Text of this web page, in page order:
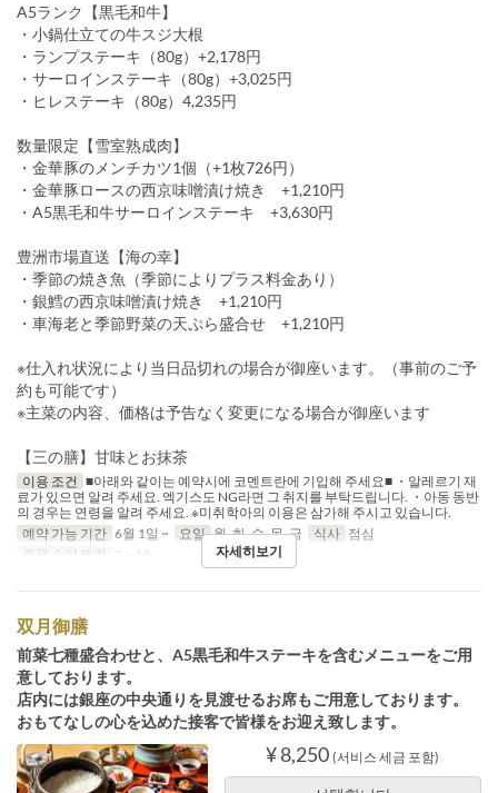
A5ランク【黒毛和牛】
・小鍋仕立ての牛スジ大根
・ランプステーキ（80g）+2,178円
・サーロインステーキ（80g）+3,025円
・ヒレステーキ（80g）4,235円
数量限定【雪室熟成肉】
・金華豚のメンチカツ1個（+1枚726円）
・金華豚ロースの西京味噌漬け焼き +1,210円
・A5黒毛和牛サーロインステーキ +3,630円
豊洲市場直送【海の幸】
・季節の焼き魚（季節によりプラス料金あり）
・銀鱈の西京味噌漬け焼き +1,210円
・車海老と季節野菜の天ぷら盛合せ +1,210円
※仕入れ状況により当日品切れの場合が御座います。（事前のご予
約も可能です）
※主菜の内容、価格は予告なく変更になる場合が御座います
【三の膳】甘味とお抹茶
이용 조건 ■아래와 같이는 예약시에 코멘트란에 기입해 주세요■ ・알레르기 재
료가 있으면 알려 주세요. 엑기스도 NG라면 그 취지를 부탁드립니다. ・아동 동반
의 경우는 연령을 알려 주세요. ※미취학아의 이용은 삼가해 주시고 있습니다.
예약 가능 기간 6월 1일 ~ 요일 월, 화, 수, 목, 금 식사 점심
주문 수량 제한
2 ~ 10 자세히보기
双月御膳
前菜七種盛合わせと、A5黒毛和牛ステーキを含むメニューをご用
意しております。
店内には銀座の中央通りを見渡せるお席もご用意しております。
おもてなしの心を込めた接客で皆様をお迎え致します。
¥ 8,250 (서비스 세금 포함)